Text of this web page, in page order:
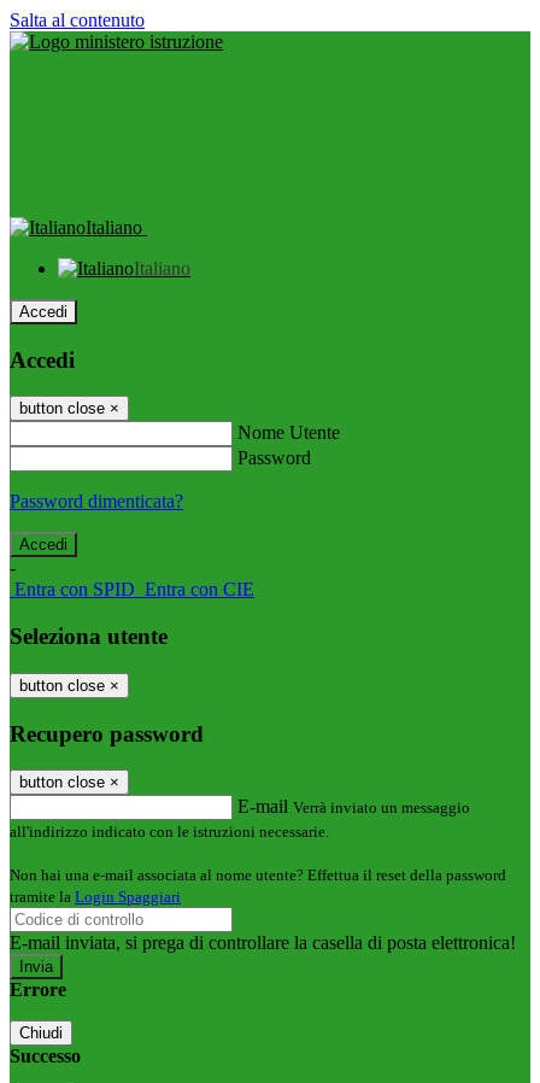
Salta al contenuto
Italiano
Italiano
Accedi
Accedi
button close ×
Nome Utente
Password
Password dimenticata?
-
Entra con SPID Entra con CIE
Seleziona utente
button close ×
Recupero password
button close ×
E-mail Verrà inviato un messaggio
all'indirizzo indicato con le istruzioni necessarie.
Non hai una e-mail associata al nome utente? Effettua il reset della password
tramite la Login Spaggiari
E-mail inviata, si prega di controllare la casella di posta elettronica!
Errore
Chiudi
Successo